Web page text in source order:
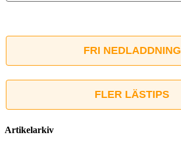
FRI NEDLADDNING
FLER LÄSTIPS
Artikelarkiv